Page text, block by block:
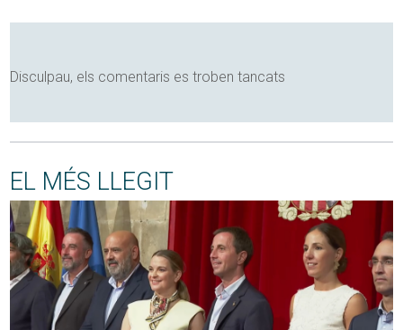
Disculpau, els comentaris es troben tancats
EL MÉS LLEGIT